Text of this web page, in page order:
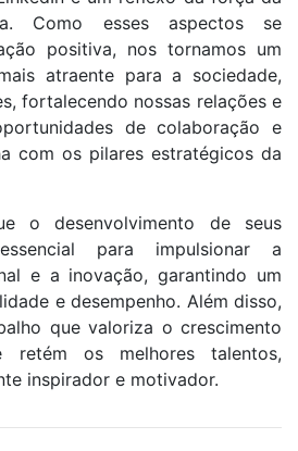
Como esses aspectos se
positiva, nos tornamos um
atraente para a sociedade,
fortalecendo nossas relações e
de colaboração e
com os pilares estratégicos da
o desenvolvimento de seus
para impulsionar a
e a inovação, garantindo um
e desempenho. Além disso,
que valoriza o crescimento
retém os melhores talentos,
inspirador e motivador.